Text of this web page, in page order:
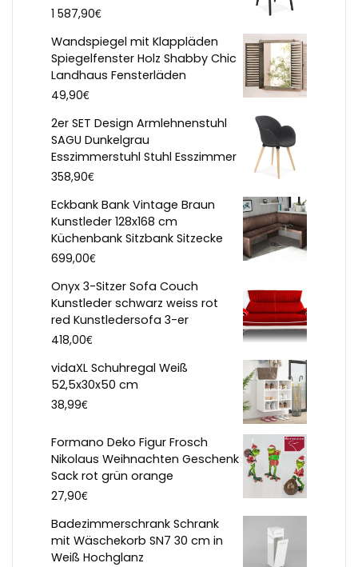
1 587,90€
Wandspiegel mit Klappläden
Spiegelfenster Holz Shabby Chic
Landhaus Fensterläden
49,90€
2er SET Design Armlehnenstuhl
SAGU Dunkelgrau
Esszimmerstuhl Stuhl Esszimmer
358,90€
Eckbank Bank Vintage Braun
Kunstleder 128x168 cm
Küchenbank Sitzbank Sitzecke
699,00€
Onyx 3-Sitzer Sofa Couch
Kunstleder schwarz weiss rot
red Kunstledersofa 3-er
418,00€
vidaXL Schuhregal Weiß
52,5x30x50 cm
38,99€
Formano Deko Figur Frosch
Nikolaus Weihnachten Geschenk
Sack rot grün orange
27,90€
Badezimmerschrank Schrank
mit Wäschekorb SN7 30 cm in
Weiß Hochglanz